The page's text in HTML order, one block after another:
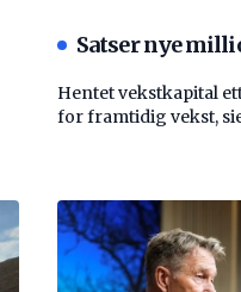
Satser nye
Hentet vekstkapital
for framtidig vekst,